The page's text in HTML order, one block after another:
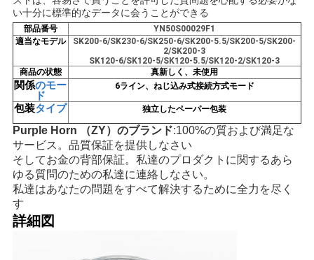
図
PRIVACY
POLICY
い十分に標準的なデータに会うことができる
部品番号
YN50S00029F1
適当なモデル
SK200-6/SK230-6/SK250-6/SK200-5.5/SK200-5/SK200-
2/SK200-3
SK120-6/SK120-5/SK120-5.5/SK120-2/SK120-3
商品の状態
真新しく、未使用
関係のモー
ド
6ライン、ねじ込み式接続方式モード
包装タイプ 独立したペーパー包装
Purple Horn （ZY）のブランド:100%の質および満足な
サービス。品質保証を提供しなさい
そしてお金の背部保証。私達のプロダクトに関するあら
ゆる質問のための私達に連絡しなさい。
私達はあなたの問題をすべて解決するために全力を尽く
す
詳細図